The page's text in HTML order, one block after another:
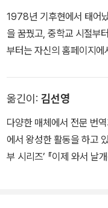
1978년 기후현에서 태어
을 꿈꿨고, 중학교 시절부
부터는 자신의 홈페이지에
쓰다가 도쿄로 나오면서 전업 작가가 된다.
본격 미스터리 『인사이트
섯 개의 리들 스토리 『추
후보와 제10회 본격 미스
옮긴이: 김선영
다양한 매체에서 전문 번
에서 왕성한 활동을 하고
부 시리즈’ 『이제 와서 날개